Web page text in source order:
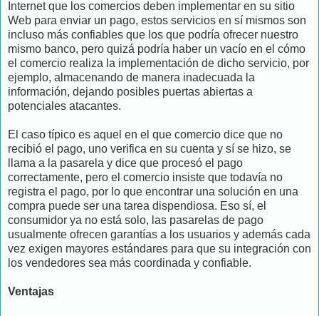
Internet que los comercios deben implementar en su sitio
Web para enviar un pago, estos servicios en sí mismos son
incluso más confiables que los que podría ofrecer nuestro
mismo banco, pero quizá podría haber un vacío en el cómo
el comercio realiza la implementación de dicho servicio, por
ejemplo, almacenando de manera inadecuada la
información, dejando posibles puertas abiertas a
potenciales atacantes.
El caso típico es aquel en el que comercio dice que no
recibió el pago, uno verifica en su cuenta y sí se hizo, se
llama a la pasarela y dice que procesó el pago
correctamente, pero el comercio insiste que todavía no
registra el pago, por lo que encontrar una solución en una
compra puede ser una tarea dispendiosa. Eso sí, el
consumidor ya no está solo, las pasarelas de pago
usualmente ofrecen garantías a los usuarios y además cada
vez exigen mayores estándares para que su integración con
los vendedores sea más coordinada y confiable.
Ventajas